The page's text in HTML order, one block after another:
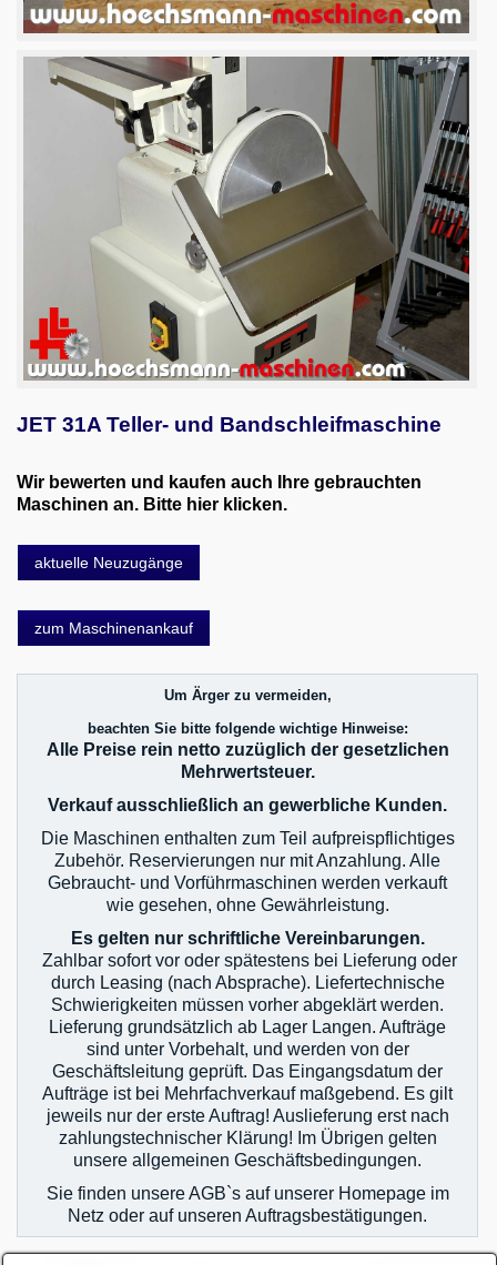
JET 31A Teller- und Bandschleifmaschine
Wir bewerten und kaufen auch Ihre gebrauchten
Maschinen an. Bitte hier klicken.
aktuelle Neuzugänge
zum Maschinenankauf
Um Ärger zu vermeiden,
beachten Sie bitte folgende wichtige Hinweise:
Alle Preise rein netto zuzüglich der gesetzlichen
Mehrwertsteuer.
Verkauf ausschließlich an gewerbliche Kunden.
Die Maschinen enthalten zum Teil aufpreispflichtiges
Zubehör. Reservierungen nur mit Anzahlung. Alle
Gebraucht- und Vorführmaschinen werden verkauft
wie gesehen, ohne Gewährleistung.
Es gelten nur schriftliche Vereinbarungen.
Zahlbar sofort vor oder spätestens bei Lieferung oder
durch Leasing (nach Absprache). Liefertechnische
Schwierigkeiten müssen vorher abgeklärt werden.
Lieferung grundsätzlich ab Lager Langen. Aufträge
sind unter Vorbehalt, und werden von der
Geschäftsleitung geprüft. Das Eingangsdatum der
Aufträge ist bei Mehrfachverkauf maßgebend. Es gilt
jeweils nur der erste Auftrag! Auslieferung erst nach
zahlungstechnischer Klärung! Im Übrigen gelten
unsere allgemeinen Geschäftsbedingungen.
Sie finden unsere AGB`s auf unserer Homepage im
Netz oder auf unseren Auftragsbestätigungen.